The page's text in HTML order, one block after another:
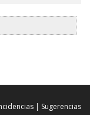
| Sugerencias